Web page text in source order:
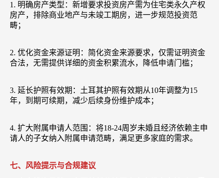
1. 明确房产类型：新增要求投资房产需为住宅类永久产权
房产，排除商业地产与未竣工期房，进一步规范投资范
畴；
2. 优化资金来源证明：简化资金来源要求，仅需证明资金
合法，无需提供详细的资金积累流水，降低申请门槛；
3. 延长护照有效期：土耳其护照有效期从10年调整为15
年，到期可续期，减少后续身份维护成本；
4. 扩大附属申请人范围：将18-24周岁未婚且经济依赖主申
请人的子女纳入附属申请范畴，满足更多家庭的需求。
七、风险提示与合规建议